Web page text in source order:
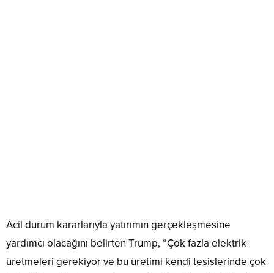
Acil durum kararlarıyla yatırımın gerçekleşmesine
yardımcı olacağını belirten Trump, “Çok fazla elektrik
üretmeleri gerekiyor ve bu üretimi kendi tesislerinde çok